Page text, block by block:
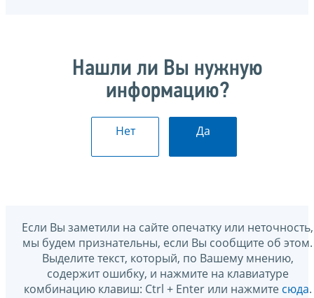
Нашли ли Вы нужную
информацию?
Нет Да
Если Вы заметили на сайте опечатку или неточность,
мы будем признательны, если Вы сообщите об этом.
Выделите текст, который, по Вашему мнению,
содержит ошибку, и нажмите на клавиатуре
комбинацию клавиш: Ctrl + Enter или нажмите сюда.